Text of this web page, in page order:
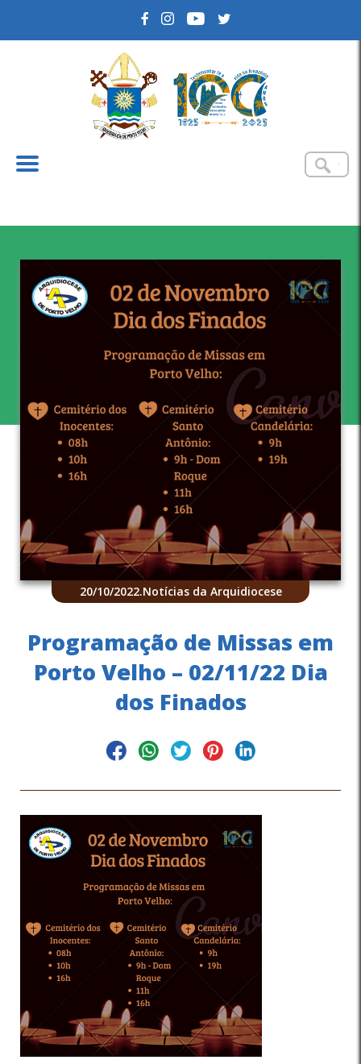
20/10/2022.Notícias da Arquidiocese
Programação de Missas em
Porto Velho – 02/11/22 Dia
dos Finados